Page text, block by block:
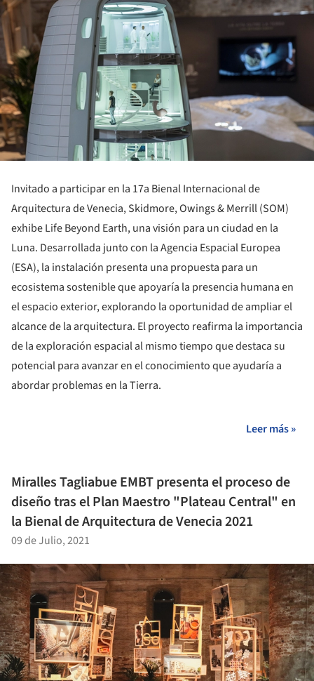
Invitado a participar en la 17a Bienal Internacional de
Arquitectura de Venecia, Skidmore, Owings & Merrill (SOM)
exhibe Life Beyond Earth, una visión para un ciudad en la
Luna. Desarrollada junto con la Agencia Espacial Europea
(ESA), la instalación presenta una propuesta para un
ecosistema sostenible que apoyaría la presencia humana en
el espacio exterior, explorando la oportunidad de ampliar el
alcance de la arquitectura. El proyecto reafirma la importancia
de la exploración espacial al mismo tiempo que destaca su
potencial para avanzar en el conocimiento que ayudaría a
abordar problemas en la Tierra.
Leer más »
Miralles Tagliabue EMBT presenta el proceso de
diseño tras el Plan Maestro "Plateau Central" en
la Bienal de Arquitectura de Venecia 2021
09 de Julio, 2021